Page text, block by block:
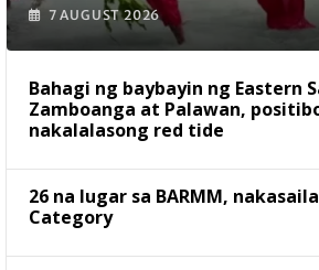
7 AUGUST 2026
Bahagi ng baybayin ng Eastern
Zamboanga at Palawan,
nakalalasong red tide
26 na lugar sa BARMM,
Category